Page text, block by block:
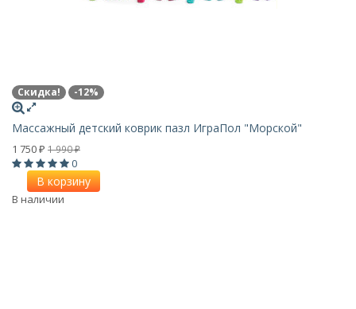
Скидка! -12%
Массажный детский коврик пазл ИграПол "Морской"
1 750 ₽ 1 990₽
0
В корзину
В наличии